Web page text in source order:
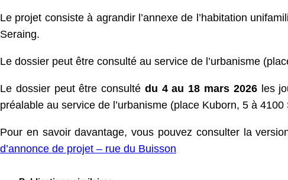
Le projet consiste à agrandir l’annexe de l’habitation
Seraing.
Le dossier peut être consulté au service de l’urbanisme
Le dossier peut être consulté du 4 au 18 mars 2026 les
préalable au service de l’urbanisme (place Kuborn, 5 à 4100
Pour en savoir davantage, vous pouvez consulter la
d’annonce de projet – rue du Buisson